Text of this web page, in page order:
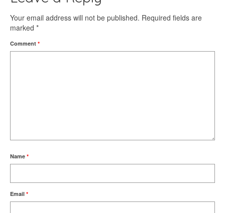
Your email address will not be published. Required fields are
marked *
Comment *
Name *
Email *